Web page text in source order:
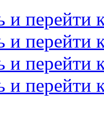
и перейти
и перейти
и перейти
и перейти